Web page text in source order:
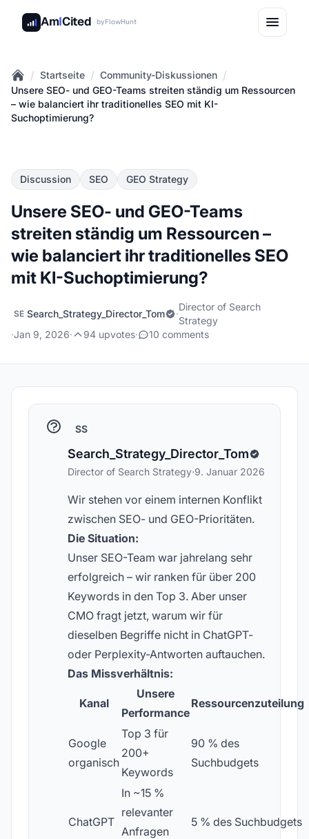
AmICited byFlowHunt
Home
/ Startseite / Community-Diskussionen /
Unsere SEO- und GEO-Teams streiten ständig um Ressourcen
– wie balanciert ihr traditionelles SEO mit KI-
Suchoptimierung?
Discussion SEO GEO Strategy
Unsere SEO- und GEO-Teams
streiten ständig um Ressourcen –
wie balanciert ihr traditionelles SEO
mit KI-Suchoptimierung?
SE Search_Strategy_Director_Tom ·
Director of Search
Strategy
·Jan 9, 2026· 94 upvotes· 10 comments
SS
Search_Strategy_Director_Tom
Director of Search Strategy·9. Januar 2026
Wir stehen vor einem internen Konflikt
zwischen SEO- und GEO-Prioritäten.
Die Situation:
Unser SEO-Team war jahrelang sehr
erfolgreich – wir ranken für über 200
Keywords in den Top 3. Aber unser
CMO fragt jetzt, warum wir für
dieselben Begriffe nicht in ChatGPT-
oder Perplexity-Antworten auftauchen.
Das Missverhältnis:
Kanal
Unsere
Performance
Ressourcenzuteilung
Google
organisch
Top 3 für
200+
Keywords
90 % des
Suchbudgets
ChatGPT
In ~15 %
relevanter
Anfragen
5 % des Suchbudgets